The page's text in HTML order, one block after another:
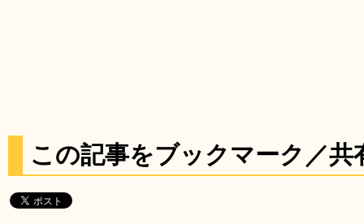
この記事をブックマーク／共